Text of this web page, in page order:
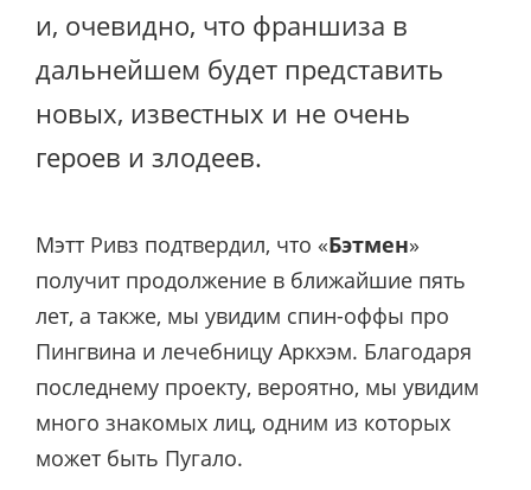
и, очевидно, что франшиза в
дальнейшем будет представить
новых, известных и не очень
героев и злодеев.
Мэтт Ривз подтвердил, что «Бэтмен»
получит продолжение в ближайшие пять
лет, а также, мы увидим спин-оффы про
Пингвина и лечебницу Аркхэм. Благодаря
последнему проекту, вероятно, мы увидим
много знакомых лиц, одним из которых
может быть Пугало.